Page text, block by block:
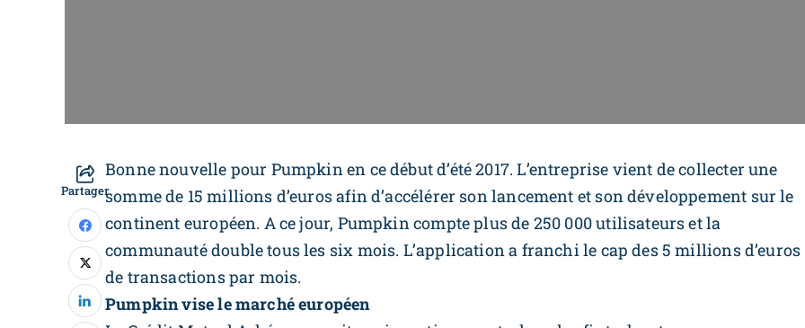
Partager
Bonne nouvelle pour Pumpkin en ce début d’été 2017. L’entreprise vient de collecter une
somme de 15 millions d’euros afin d’accélérer son lancement et son développement sur le
continent européen. A ce jour, Pumpkin compte plus de 250 000 utilisateurs et la
communauté double tous les six mois. L’application a franchi le cap des 5 millions d’euros
de transactions par mois.
Pumpkin vise le marché européen